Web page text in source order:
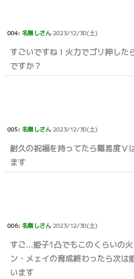
004: 名無しさん2023/12/30(土)
すごいですね！火力でゴリ押した
ですか？
005: 名無しさん2023/12/30(土)
耐久の祝福を持ってたら難易度Ⅴ
ます
006: 名無しさん2023/12/30(土)
すご...姫子1凸でもこのくらいの
ン・メェイの育成終わったら次は
います